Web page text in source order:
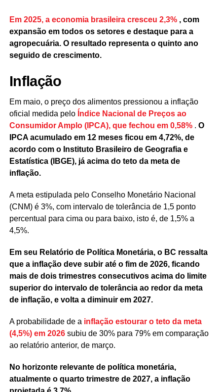
Em 2025, a economia brasileira cresceu 2,3%, com
expansão em todos os setores e destaque para a
agropecuária. O resultado representa o quinto ano
seguido de crescimento.
Inflação
Em maio, o preço dos alimentos pressionou a inflação
oficial medida pelo Índice Nacional de Preços ao
Consumidor Amplo (IPCA), que fechou em 0,58%. O
IPCA acumulado em 12 meses ficou em 4,72%, de
acordo com o Instituto Brasileiro de Geografia e
Estatística (IBGE), já acima do teto da meta de
inflação.
A meta estipulada pelo Conselho Monetário Nacional
(CNM) é 3%, com intervalo de tolerância de 1,5 ponto
percentual para cima ou para baixo, isto é, de 1,5% a
4,5%.
Em seu Relatório de Política Monetária, o BC ressalta
que a inflação deve subir até o fim de 2026, ficando
mais de dois trimestres consecutivos acima do limite
superior do intervalo de tolerância ao redor da meta
de inflação, e volta a diminuir em 2027.
A probabilidade de a inflação estourar o teto da meta
(4,5%) em 2026subiu de 30% para 79% em comparação
ao relatório anterior, de março.
No horizonte relevante de política monetária,
atualmente o quarto trimestre de 2027, a inflação